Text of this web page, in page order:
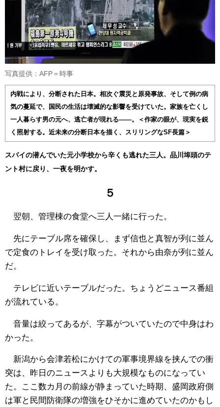
写真提供：AFP＝時事
内戦により、分断された日本。相次ぐ震災と原発事故、そして例の病
気の蔓延で、国民の生活は壊滅的な影響を受けていた。家族を亡くし
一人暮らす男の元へ、逃亡者が現れる――。＜作家の眼が、現実を鋭
く照射する。近未来の分断日本を描く、スリリングなSF長篇＞
スパイの潜んでいた元小学校から辛くも逃れた三人。品川埠頭のテ
ント村に戻り、一夜を明かす。
５
翌朝、管理棟の食堂へ三人一緒に行った。
先にテーブル席を確保し、まず信也と真智が列に並ん
で定食のトレイを受け取った。それから由奈が列に並ん
だ。
テレビに近いテーブルだった。ちょうどニュース番組
が流れている。
音量は絞ってあるが、字幕がついていたので中身はわ
かった。
新潟から会津若松にかけての軍事境界線を挟んでの衝
突は、昨日のニュースよりも大規模なものになってい
た。ここ数カ月の前線が静まっていた時期、盛岡政府側
は軍と民間防衛隊の増強をひそかに進めていたのかもし